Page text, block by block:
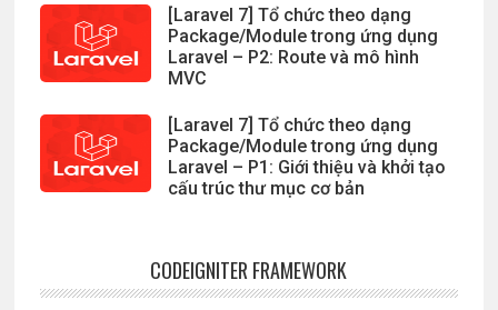
[Laravel 7] Tổ chức theo dạng
Package/Module trong ứng dụng
Laravel – P2: Route và mô hình
MVC
[Laravel 7] Tổ chức theo dạng
Package/Module trong ứng dụng
Laravel – P1: Giới thiệu và khởi tạo
cấu trúc thư mục cơ bản
CODEIGNITER FRAMEWORK